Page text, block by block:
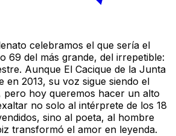
celebramos el que sería el
69 del más grande, del irrepetible:
Aunque El Cacique de la Junta
en 2013, su voz sigue siendo el
pero hoy queremos hacer un alto
no solo al intérprete de los 18
sino al poeta, al hombre
transformó el amor en leyenda.